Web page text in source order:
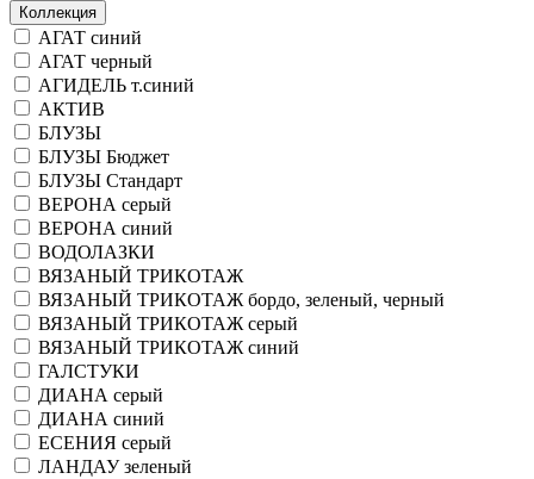
Коллекция
АГАТ синий
АГАТ черный
АГИДЕЛЬ т.синий
АКТИВ
БЛУЗЫ
БЛУЗЫ Бюджет
БЛУЗЫ Стандарт
ВЕРОНА серый
ВЕРОНА синий
ВОДОЛАЗКИ
ВЯЗАНЫЙ ТРИКОТАЖ
ВЯЗАНЫЙ ТРИКОТАЖ бордо, зеленый, черный
ВЯЗАНЫЙ ТРИКОТАЖ серый
ВЯЗАНЫЙ ТРИКОТАЖ синий
ГАЛСТУКИ
ДИАНА серый
ДИАНА синий
ЕСЕНИЯ серый
ЛАНДАУ зеленый